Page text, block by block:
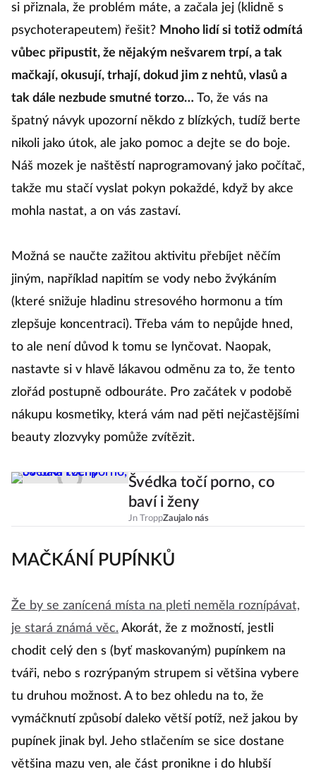
si přiznala, že problém máte, a začala jej (klidně s
psychoterapeutem) řešit? Mnoho lidí si totiž odmítá
vůbec připustit, že nějakým nešvarem trpí, a tak
mačkají, okusují, trhají, dokud jim z nehtů, vlasů a
tak dále nezbude smutné torzo… To, že vás na
špatný návyk upozorní někdo z blízkých, tudíž berte
nikoli jako útok, ale jako pomoc a dejte se do boje.
Náš mozek je naštěstí naprogramovaný jako počítač,
takže mu stačí vyslat pokyn pokaždé, když by akce
mohla nastat, a on vás zastaví.
Možná se naučte zažitou aktivitu přebíjet něčím
jiným, například napitím se vody nebo žvýkáním
(které snižuje hladinu stresového hormonu a tím
zlepšuje koncentraci). Třeba vám to nepůjde hned,
to ale není důvod k tomu se lynčovat. Naopak,
nastavte si v hlavě lákavou odměnu za to, že tento
zlořád postupně odbouráte. Pro začátek v podobě
nákupu kosmetiky, která vám nad pěti nejčastějšími
beauty zlozvyky pomůže zvítězit.
Švédka točí porno, co
baví i ženy
Jn TroppZaujalo nás
MAČKÁNÍ PUPÍNKŮ
Že by se zanícená místa na pleti neměla roznípávat,
je stará známá věc. Akorát, že z možností, jestli
chodit celý den s (byť maskovaným) pupínkem na
tváři, nebo s rozrýpaným strupem si většina vybere
tu druhou možnost. A to bez ohledu na to, že
vymáčknutí způsobí daleko větší potíž, než jakou by
pupínek jinak byl. Jeho stlačením se sice dostane
většina mazu ven, ale část pronikne i do hlubší